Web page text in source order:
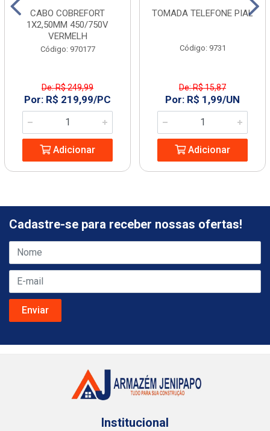
CABO COBREFORT
1X2,50MM 450/750V
VERMELH
Código: 970177
De: R$ 249,99
Por: R$ 219,99/PC
Adicionar
TOMADA TELEFONE PIAL
Código: 9731
De: R$ 15,87
Por: R$ 1,99/UN
Adicionar
Cadastre-se para receber nossas ofertas!
Institucional